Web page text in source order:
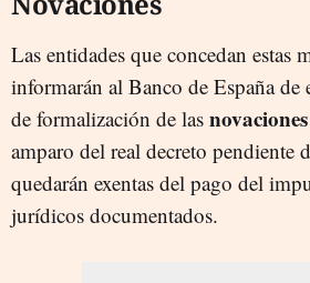
Las entidades que concedan estas
informarán al Banco de España de
de formalización de las novaciones
amparo del real decreto pendiente
quedarán exentas del pago del
jurídicos documentados.